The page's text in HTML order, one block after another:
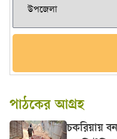
পাঠকের আগ্রহ
চকরিয়ায়